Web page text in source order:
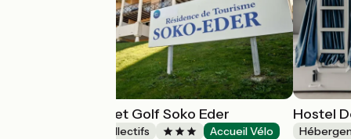
Résidence Mer et Golf Soko Eder
Hébergements collectifs Accueil Vélo
Hostel